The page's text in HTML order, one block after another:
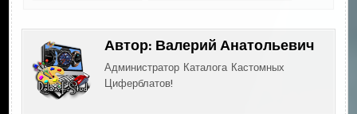
Автор: Валерий Анатольевич
Администратор Каталога Кастомных
Циферблатов!